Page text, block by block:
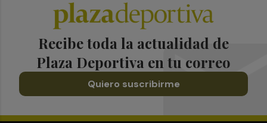
Recibe toda la actualidad de
Plaza Deportiva en tu correo
Quiero suscribirme